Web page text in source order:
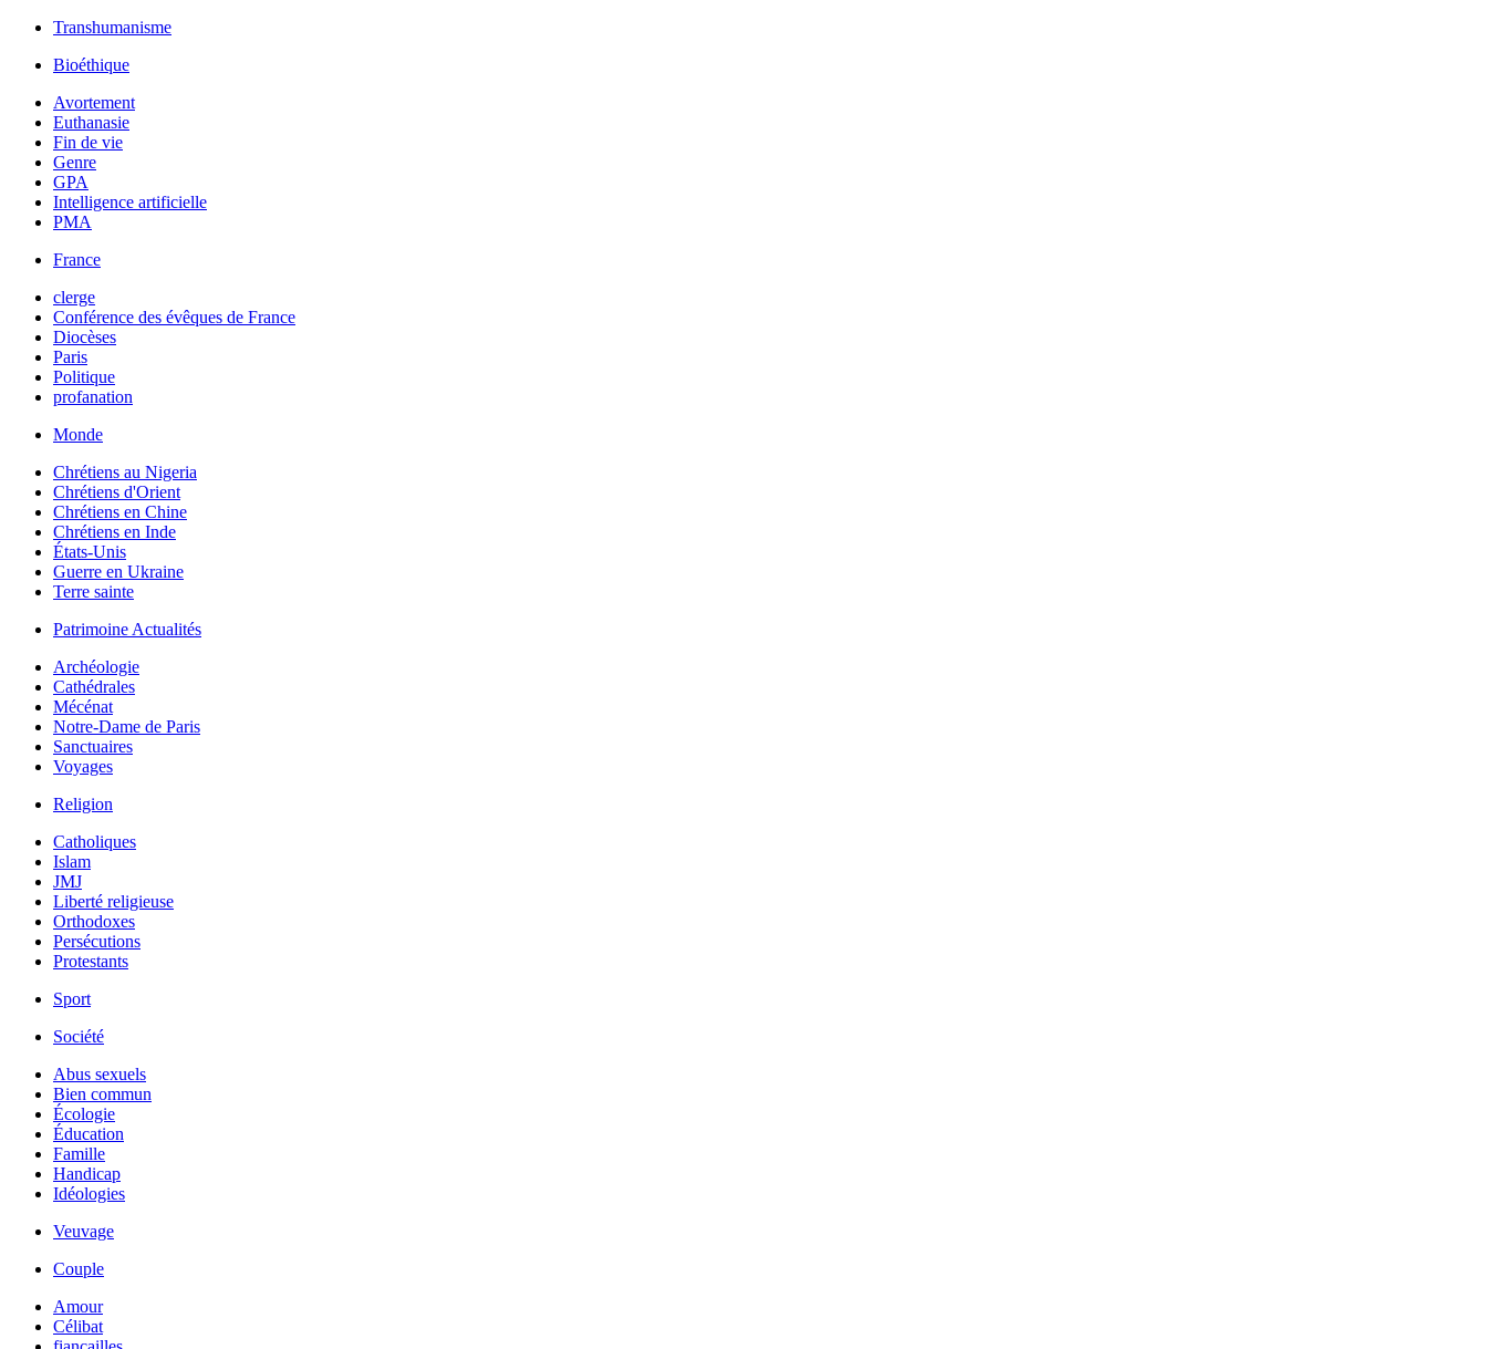
Transhumanisme
Bioéthique
Avortement
Euthanasie
Fin de vie
Genre
GPA
Intelligence artificielle
PMA
France
clerge
Conférence des évêques de France
Diocèses
Paris
Politique
profanation
Monde
Chrétiens au Nigeria
Chrétiens d'Orient
Chrétiens en Chine
Chrétiens en Inde
États-Unis
Guerre en Ukraine
Terre sainte
Patrimoine Actualités
Archéologie
Cathédrales
Mécénat
Notre-Dame de Paris
Sanctuaires
Voyages
Religion
Catholiques
Islam
JMJ
Liberté religieuse
Orthodoxes
Persécutions
Protestants
Sport
Société
Abus sexuels
Bien commun
Écologie
Éducation
Famille
Handicap
Idéologies
Veuvage
Couple
Amour
Célibat